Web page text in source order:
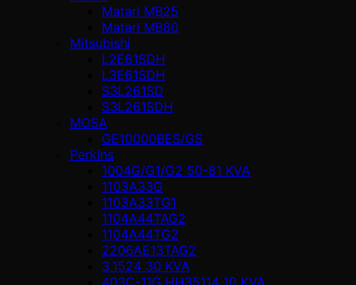
Matari MB25
Matari MB80
Mitsubishi
L2E61SDH
L3E61SDH
S3L261SD
S3L261SDH
MOSA
GE10000BES/GS
Perkins
1004G/G1/G2 50-81 KVA
1103A33G
1103A33TG1
1104A44TAG2
1104A44TG2
2206AE13TAG2
3.1524 30 KVA
403C-11G HH35114 10 KVA